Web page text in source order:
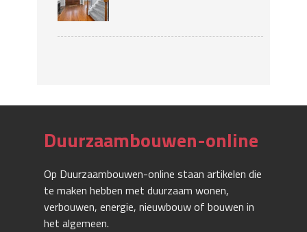
Duurzaambouwen-online
Op Duurzaambouwen-online staan artikelen die
te maken hebben met duurzaam wonen,
verbouwen, energie, nieuwbouw of bouwen in
het algemeen.